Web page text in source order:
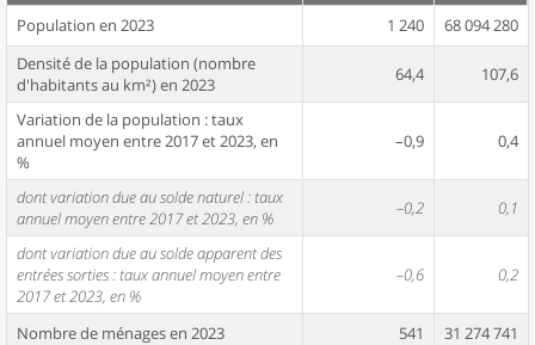
Population en 2023 1 240
68 094 280
Densité de la population (nombre
d'habitants au km²) en 2023
64,4 107,6
Variation de la population : taux
annuel moyen entre 2017 et 2023, en
%
–0,9 0,4
dont variation due au solde naturel : taux
annuel moyen entre 2017 et 2023, en %
–0,2 0,1
dont variation due au solde apparent des
entrées sorties : taux annuel moyen entre
2017 et 2023, en %
–0,6 0,2
Nombre de ménages en 2023 541
31 274 741